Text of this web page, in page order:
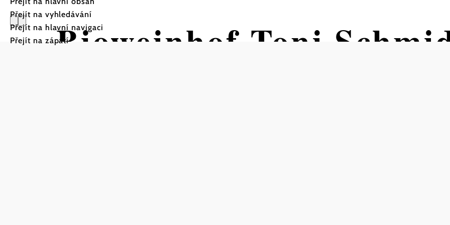
Přejít na vyhledávání
Přejít na hlavní navigaci
Přejít na zápatíBioweinhof Toni